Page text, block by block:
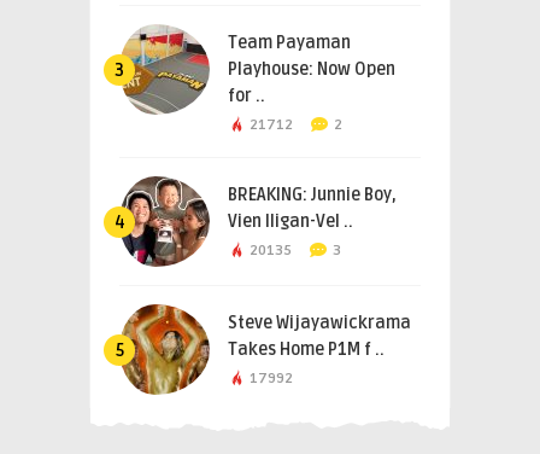
3
Team Payaman
Playhouse: Now Open
for ..
21712 2
4
BREAKING: Junnie Boy,
Vien Iligan-Vel ..
20135 3
5
Steve Wijayawickrama
Takes Home P1M f ..
17992